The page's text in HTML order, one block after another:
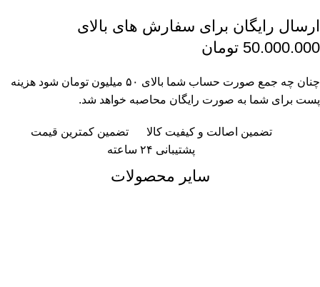
ارسال رایگان برای سفارش های بالای
50.000.000 تومان
چنان چه جمع صورت حساب شما بالای ۵۰ میلیون تومان شود هزینه
پست برای شما به صورت رایگان محاصبه خواهد شد.
تضمین اصالت و کیفیت کالا
تضمین کمترین قیمت
پشتیبانی ۲۴ ساعته
سایر محصولات